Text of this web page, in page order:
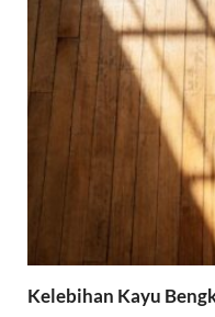
Kelebihan Kayu